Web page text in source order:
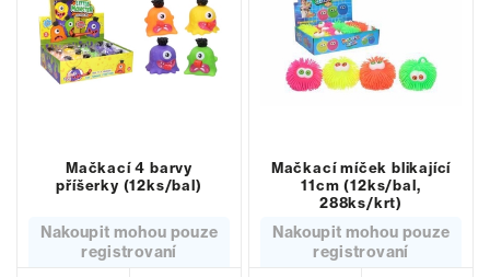
Mačkací 4 barvy
příšerky (12ks/bal)
Nakoupit mohou pouze
registrovaní
Mačkací míček blikající
11cm (12ks/bal,
288ks/krt)
Nakoupit mohou pouze
registrovaní